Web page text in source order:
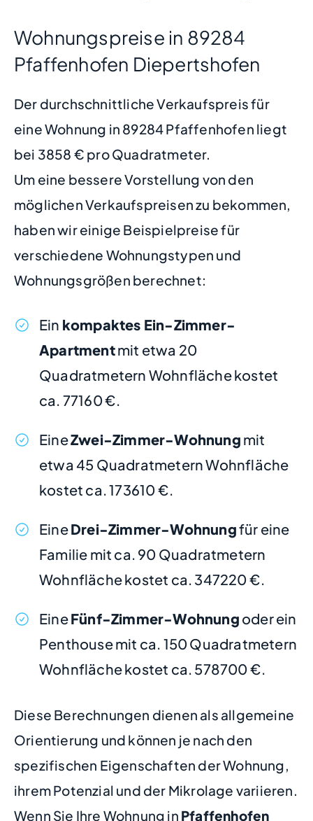
Wohnungspreise in 89284
Pfaffenhofen Diepertshofen
Der durchschnittliche Verkaufspreis für
eine Wohnung in 89284 Pfaffenhofen liegt
bei 3858 € pro Quadratmeter.
Um eine bessere Vorstellung von den
möglichen Verkaufspreisen zu bekommen,
haben wir einige Beispielpreise für
verschiedene Wohnungstypen und
Wohnungsgrößen berechnet:
Ein kompaktes Ein-Zimmer-
Apartmentmit etwa 20
Quadratmetern Wohnfläche kostet
ca. 77160 €.
EineZwei-Zimmer-Wohnung mit
etwa 45 Quadratmetern Wohnfläche
kostet ca. 173610 €.
EineDrei-Zimmer-Wohnungfür eine
Familie mit ca. 90 Quadratmetern
Wohnfläche kostet ca. 347220 €.
EineFünf-Zimmer-Wohnung oder ein
Penthouse mit ca. 150 Quadratmetern
Wohnfläche kostet ca. 578700 €.
Diese Berechnungen dienen als allgemeine
Orientierung und können je nach den
spezifischen Eigenschaften der Wohnung,
ihrem Potenzial und der Mikrolage variieren.
Wenn Sie Ihre Wohnung in Pfaffenhofen